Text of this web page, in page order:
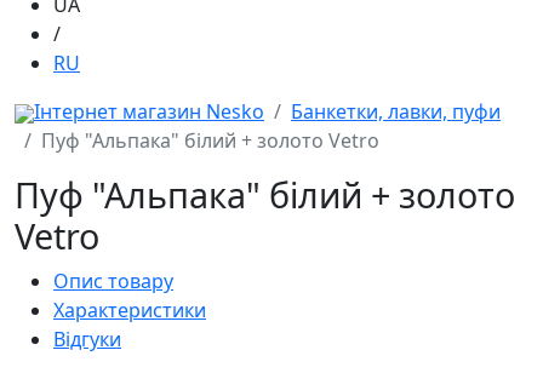
/
RU
Інтернет магазин Nesko
Банкетки, лавки, пуфи
Пуф "Альпака" білий + золото Vetro
Пуф "Альпака" білий + золото
Vetro
Опис товару
Характеристики
Відгуки